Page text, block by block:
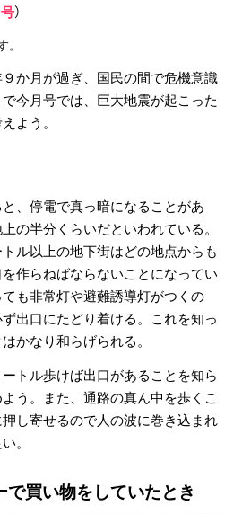
）
か月が過ぎ、国民の間で危機意識
今月号では、巨大地震が起こった
よう。
、停電で真っ暗になることがあ
の半分くらいだといわれている。
ル以上の地下街はどの地点からも
作らねばならないことになってい
も非常灯や避難誘導灯がつくの
出口にたどり着ける。これを知っ
かなり和らげられる。
トル歩けば出口があることを知ら
う。また、通路の真ん中を歩くこ
し寄せるので人の波に巻き込まれ
。
買い物をしていたとき